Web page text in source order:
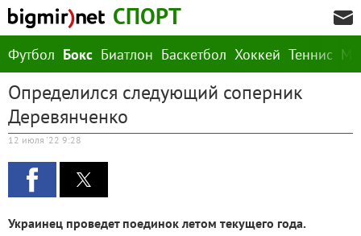
СПОРТ
Футбол Бокс Биатлон Баскетбол Хоккей Теннис
Определился следующий соперник
Деревянченко
12 июля '22 9:28
Украинец проведет поединок летом текущего года.